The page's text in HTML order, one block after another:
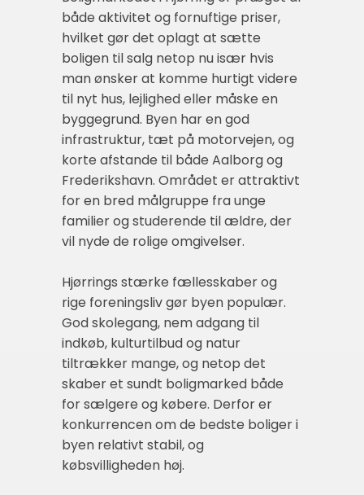
både aktivitet og fornuftige priser,
hvilket gør det oplagt at sætte
boligen til salg netop nu især hvis
man ønsker at komme hurtigt videre
til nyt hus, lejlighed eller måske en
byggegrund. Byen har en god
infrastruktur, tæt på motorvejen, og
korte afstande til både Aalborg og
Frederikshavn. Området er attraktivt
for en bred målgruppe fra unge
familier og studerende til ældre, der
vil nyde de rolige omgivelser.
Hjørrings stærke fællesskaber og
rige foreningsliv gør byen populær.
God skolegang, nem adgang til
indkøb, kulturtilbud og natur
tiltrækker mange, og netop det
skaber et sundt boligmarked både
for sælgere og købere. Derfor er
konkurrencen om de bedste boliger i
byen relativt stabil, og
købsvilligheden høj.